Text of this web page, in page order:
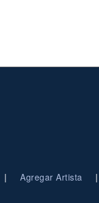
| Agregar Artista |